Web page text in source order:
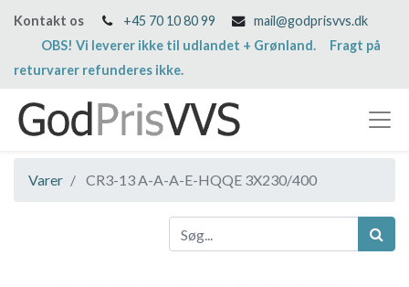
Kontakt os +45 70 10 80 99
mail@godprisvvs.dk
OBS! Vi leverer ikke til udlandet + Grønland. Fragt på
returvarer refunderes ikke.
Varer CR3-13 A-A-A-E-HQQE 3X230/400